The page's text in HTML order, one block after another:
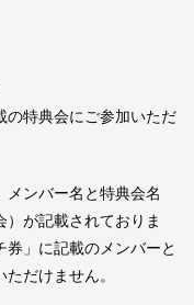
特典会にご参加いただ
ンバー名と特典会名
）が記載されておりま
」に記載のメンバーと
だけません。